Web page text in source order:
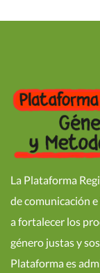
La Plataforma
de comunicación
a fortalecer los
género justas y
Plataforma es